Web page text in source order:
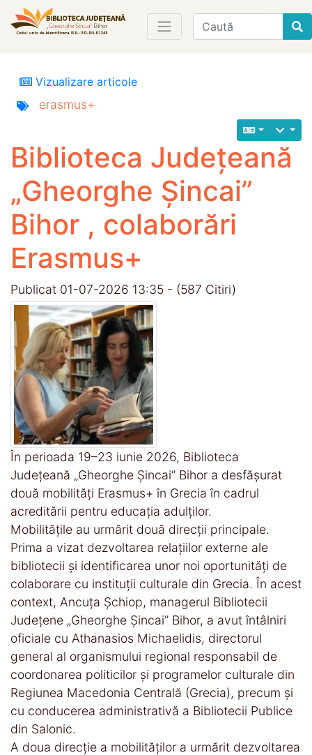
Find
Vizualizare articole
erasmus+
Biblioteca Județeană
„Gheorghe Șincai”
Bihor , colaborări
Erasmus+
Publicat 01-07-2026 13:35 - (587 Citiri)
În perioada 19–23 iunie 2026, Biblioteca
Județeană „Gheorghe Șincai” Bihor a desfășurat
două mobilități Erasmus+ în Grecia în cadrul
acreditării pentru educația adulților.
Mobilitățile au urmărit două direcții principale.
Prima a vizat dezvoltarea relațiilor externe ale
bibliotecii și identificarea unor noi oportunități de
colaborare cu instituții culturale din Grecia. În acest
context, Ancuța Șchiop, managerul Bibliotecii
Județene „Gheorghe Șincai” Bihor, a avut întâlniri
oficiale cu Athanasios Michaelidis, directorul
general al organismului regional responsabil de
coordonarea politicilor și programelor culturale din
Regiunea Macedonia Centrală (Grecia), precum și
cu conducerea administrativă a Bibliotecii Publice
din Salonic.
A doua direcție a mobilităților a urmărit dezvoltarea